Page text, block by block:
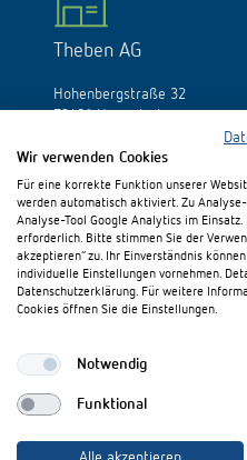
Theben AG
Hohenbergstraße 32
Fax: +49 (0)74 74/692-150
E-Mail:info@theben.de
S'il vous plaît
Wir verwenden Cookies
Für eine korrekte Funktion unserer
werden automatisch aktiviert. Zu
Analyse-Tool Google Analytics im
erforderlich. Bitte stimmen Sie der
akzeptieren“ zu. Ihr Einverständnis
individuelle Einstellungen vornehmen.
Datenschutzerklärung. Für weitere
Cookies öffnen Sie die Einstellungen.
Notwendig
Funktional